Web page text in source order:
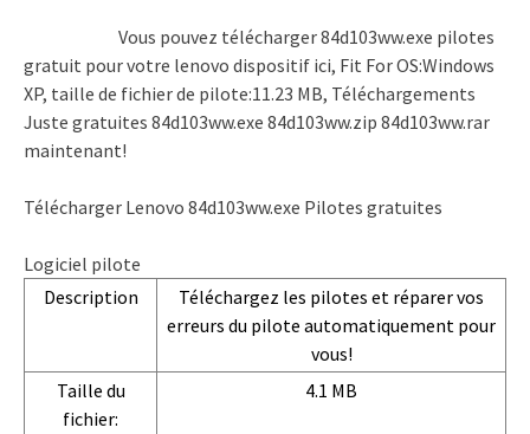
Vous pouvez télécharger 84d103ww.exe pilotes
gratuit pour votre lenovo dispositif ici, Fit For OS:Windows
XP, taille de fichier de pilote:11.23 MB, Téléchargements
Juste gratuites 84d103ww.exe 84d103ww.zip 84d103ww.rar
maintenant!
Télécharger Lenovo 84d103ww.exe Pilotes gratuites
Logiciel pilote
Description
Téléchargez les pilotes et réparer vos
erreurs du pilote automatiquement pour
vous!
Taille du
fichier:
4.1 MB